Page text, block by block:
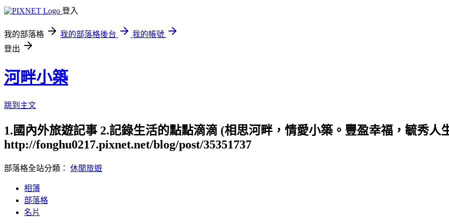
登入
我的部落格 我的部落格後台
我的帳號
登出
河畔小築
跳到主文
1.國內外旅遊記事 2.記錄生活的點點滴滴 (相思河畔，情愛小築。豐盈幸福，毓秀人
http://fonghu0217.pixnet.net/blog/post/35351737
部落格全站分類： 休閒旅遊
相簿
部落格
名片